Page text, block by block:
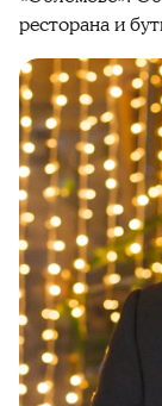
ресторана и